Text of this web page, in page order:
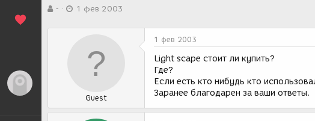
в-
а
и
1 фев 2003
Guest
1 фев 2003
Light scape стоит ли купить?
Где?
Если есть кто нибудь кто
Заранее благодарен за ваши ответы.